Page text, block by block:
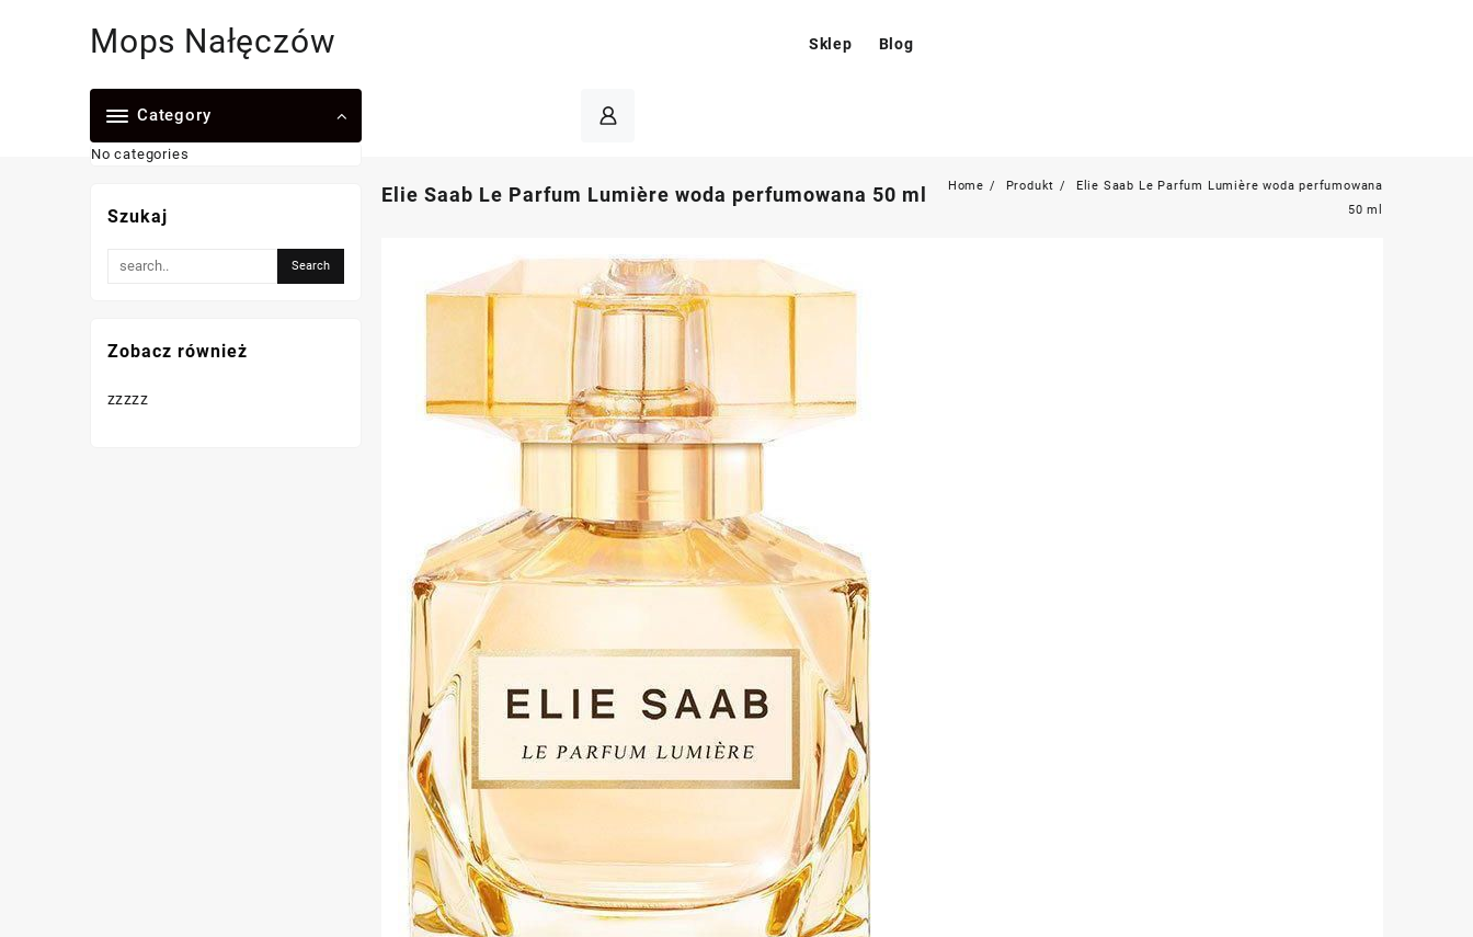
Mops Nałęczów Sklep Blog
Category
No categories
Elie Saab Le Parfum Lumière woda perfumowana 50 ml Home Produkt
Elie Saab Le Parfum Lumière woda perfumowana
50 ml
Szukaj
Zobacz również
zzzzz